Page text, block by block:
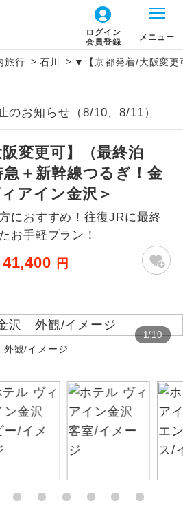
ログイン
会員登録
メニュー
旅行 > 石川 > ▼【京都発着/大阪変更
のお知らせ（8/10、8/11）
変更可】（最終泊
＋新幹線つるぎ！金
アイン金沢＞
におすすめ！往復JRに最終
お手軽プラン！
円
1/10
観/イメージ
説明
出発空港（駅）から復路到着空港
駅）まで同行します。
到着空港（駅）から最終日出発空港
）まで添乗員が同行します。
ガイドが乗務し、車内での観光案内
ります。
スポットに立ち寄るコースです。
泊ホテルに露天風呂が付いていま
宿泊ホテルに大浴場が付いています。
心配はいりません。（機内食を除